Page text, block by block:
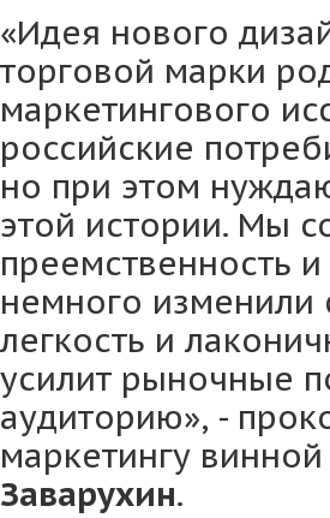
«Идея нового
торговой марки
маркетингового
российские
но при этом
этой истории. Мы
преемственность
немного изменили
легкость и
усилит рыночные
аудиторию», -
маркетингу
Заварухин.